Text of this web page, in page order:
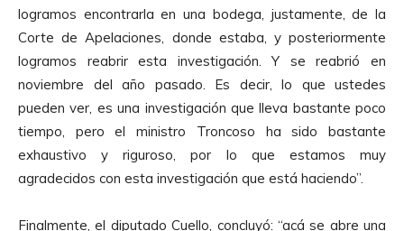
logramos encontrarla en una bodega, justamente, de la
Corte de Apelaciones, donde estaba, y posteriormente
logramos reabrir esta investigación. Y se reabrió en
noviembre del año pasado. Es decir, lo que ustedes
pueden ver, es una investigación que lleva bastante poco
tiempo, pero el ministro Troncoso ha sido bastante
exhaustivo y riguroso, por lo que estamos muy
agradecidos con esta investigación que está haciendo”.
Finalmente, el diputado Cuello, concluyó: “acá se abre una